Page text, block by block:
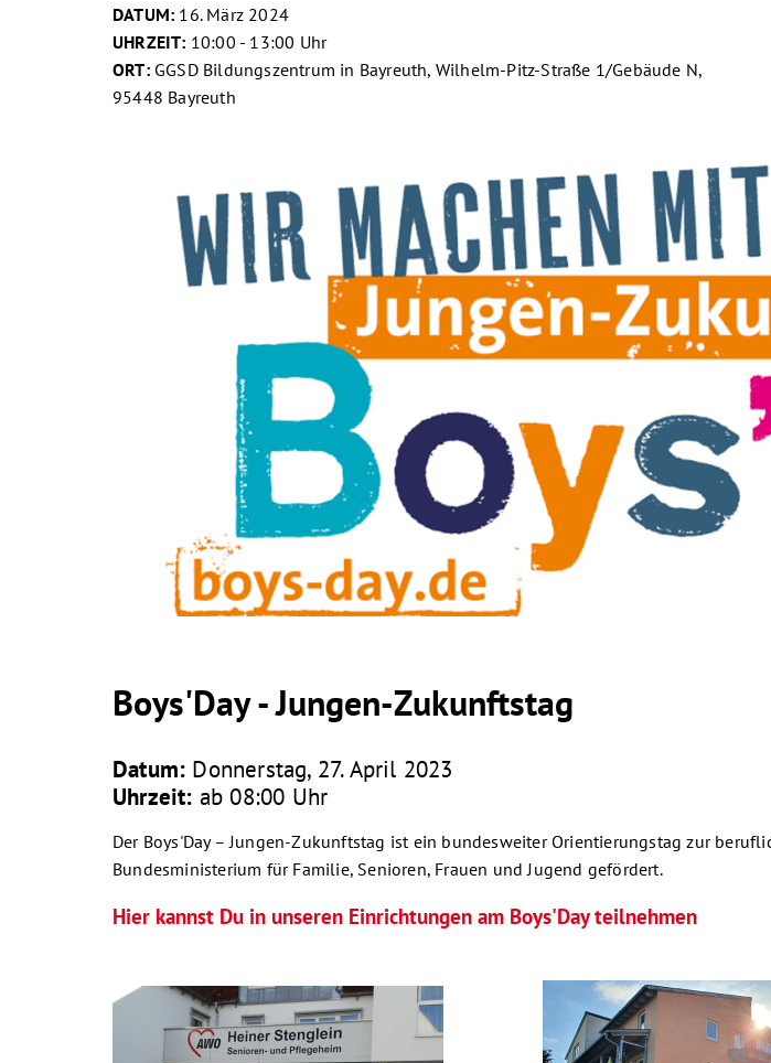
DATUM: 16. März 2024
UHRZEIT: 10:00 - 13:00 Uhr
ORT: GGSD Bildungszentrum in Bayreuth, Wilhelm-Pitz-Straße 1/Gebäude N,
95448 Bayreuth
Boys'Day - Jungen-Zukunftstag
Datum: Donnerstag, 27. April 2023
Uhrzeit: ab 08:00 Uhr
Der Boys'Day – Jungen-Zukunftstag ist ein bundesweiter Orientierungstag zur
Bundesministerium für Familie, Senioren, Frauen und Jugend gefördert.
Hier kannst Du in unseren Einrichtungen am Boys'Day teilnehmen